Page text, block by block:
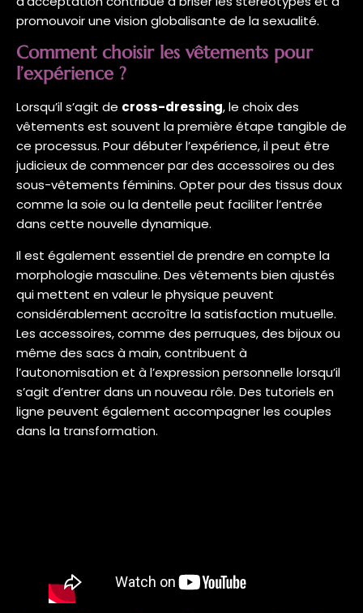
promouvoir une vision globalisante de la sexualité.
Comment choisir les vêtements pour
l’expérience ?
Lorsqu’il s’agit de cross-dressing, le choix des
vêtements est souvent la première étape tangible de
ce processus. Pour débuter l’expérience, il peut être
judicieux de commencer par des accessoires ou des
sous-vêtements féminins. Opter pour des tissus doux
comme la soie ou la dentelle peut faciliter l’entrée
dans cette nouvelle dynamique.
Il est également essentiel de prendre en compte la
morphologie masculine. Des vêtements bien ajustés
qui mettent en valeur le physique peuvent
considérablement accroître la satisfaction mutuelle.
Les accessoires, comme des perruques, des bijoux ou
même des sacs à main, contribuent à
l’autonomisation et à l’expression personnelle lorsqu’il
s’agit d’entrer dans un nouveau rôle. Des tutoriels en
ligne peuvent également accompagner les couples
dans la transformation.